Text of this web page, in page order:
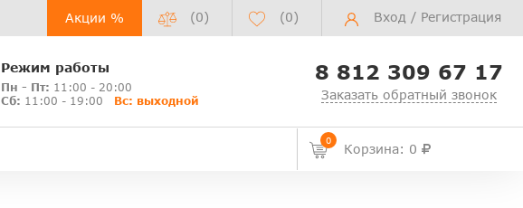
Акции % (0) (0) Вход / Регистрация
Режим работы
Пн - Пт: 11:00 - 20:00
Сб: 11:00 - 19:00 Вс: выходной
8 812 309 67 17
Заказать обратный звонок
0
Корзина: 0